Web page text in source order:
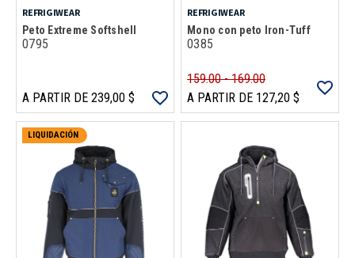
REFRIGIWEAR
Peto Extreme Softshell
0795
A PARTIR DE 239,00 $
REFRIGIWEAR
Mono con peto Iron-Tuff
0385
159.00 - 169.00
A PARTIR DE 127,20 $
LIQUIDACIÓN